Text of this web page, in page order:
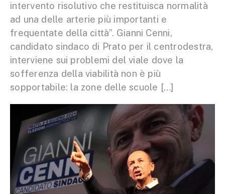
intervento risolutivo che restituisca normalità
ad una delle arterie più importanti e
frequentate della città”. Gianni Cenni,
candidato sindaco di Prato per il centrodestra,
interviene sui problemi del viale dove la
sofferenza della viabilità non è più
sopportabile: la zone delle scuole […]